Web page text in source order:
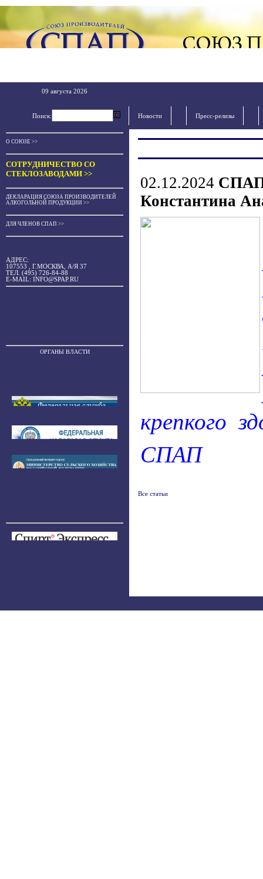
09 августа 2026
Поиск: Новости Пресс-релизы
О СОЮЗЕ >>
СОТРУДНИЧЕСТВО СО
СТЕКЛОЗАВОДАМИ >>
ДЕКЛАРАЦИЯ СОЮЗА ПРОИЗВОДИТЕЛЕЙ
АЛКОГОЛЬНОЙ ПРОДУКЦИИ >>
ДЛЯ ЧЛЕНОВ СПАП >>
АДРЕС:
107553 , Г.МОСКВА, А/Я 37
ТЕЛ. (495) 726-84-88
E-MAIL: INFO@SPAP.RU
ОРГАНЫ ВЛАСТИ
02.12.2024 СПАП
Константина
крепкого
СПАП
Все статьи